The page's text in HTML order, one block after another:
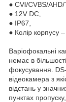
● CVI/CVBS/AHD/
● 12V DC,
● IP67,
● Колір корпусу –
Варіофокальні
немає в
фокусування.
відеокамера з
відстань у
пунктах